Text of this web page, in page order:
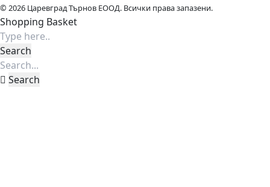
© 2026 Царевград Търнов ЕООД. Всички права запазени.
Shopping Basket